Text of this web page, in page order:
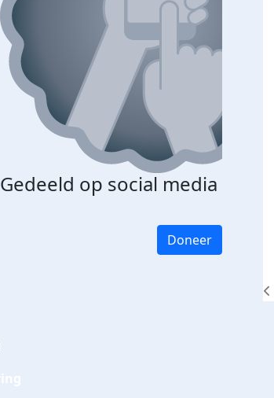
Gedeeld op social media
Doneer